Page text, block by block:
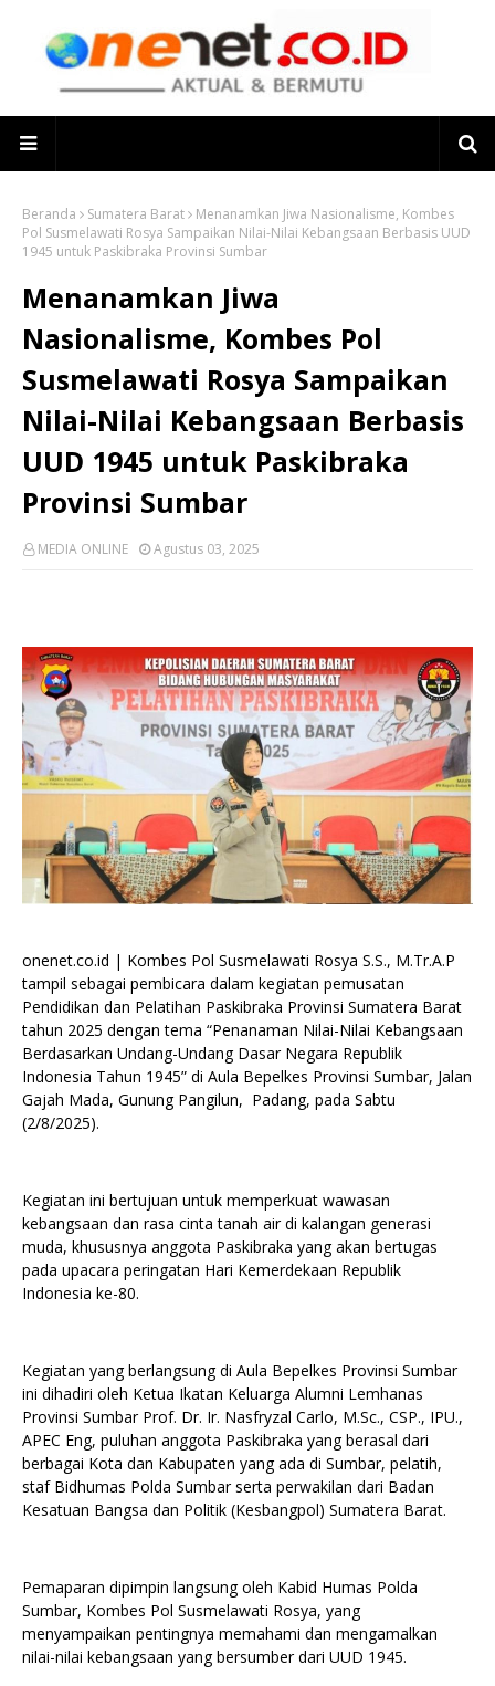
Beranda Sumatera Barat
Menanamkan Jiwa Nasionalisme, Kombes
Pol Susmelawati Rosya Sampaikan Nilai-Nilai Kebangsaan Berbasis UUD
1945 untuk Paskibraka Provinsi Sumbar
Menanamkan Jiwa
Nasionalisme, Kombes Pol
Susmelawati Rosya Sampaikan
Nilai-Nilai Kebangsaan Berbasis
UUD 1945 untuk Paskibraka
Provinsi Sumbar
MEDIA ONLINE Agustus 03, 2025
onenet.co.id | Kombes Pol Susmelawati Rosya S.S., M.Tr.A.P
tampil sebagai pembicara dalam kegiatan pemusatan
Pendidikan dan Pelatihan Paskibraka Provinsi Sumatera Barat
tahun 2025 dengan tema “Penanaman Nilai-Nilai Kebangsaan
Berdasarkan Undang-Undang Dasar Negara Republik
Indonesia Tahun 1945” di Aula Bepelkes Provinsi Sumbar, Jalan
Gajah Mada, Gunung Pangilun, Padang, pada Sabtu
(2/8/2025).
Kegiatan ini bertujuan untuk memperkuat wawasan
kebangsaan dan rasa cinta tanah air di kalangan generasi
muda, khususnya anggota Paskibraka yang akan bertugas
pada upacara peringatan Hari Kemerdekaan Republik
Indonesia ke-80.
Kegiatan yang berlangsung di Aula Bepelkes Provinsi Sumbar
ini dihadiri oleh Ketua Ikatan Keluarga Alumni Lemhanas
Provinsi Sumbar Prof. Dr. Ir. Nasfryzal Carlo, M.Sc., CSP., IPU.,
APEC Eng, puluhan anggota Paskibraka yang berasal dari
berbagai Kota dan Kabupaten yang ada di Sumbar, pelatih,
staf Bidhumas Polda Sumbar serta perwakilan dari Badan
Kesatuan Bangsa dan Politik (Kesbangpol) Sumatera Barat.
Pemaparan dipimpin langsung oleh Kabid Humas Polda
Sumbar, Kombes Pol Susmelawati Rosya, yang
menyampaikan pentingnya memahami dan mengamalkan
nilai-nilai kebangsaan yang bersumber dari UUD 1945.